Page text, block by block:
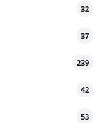
32
37
239
42
53